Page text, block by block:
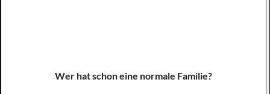
Wer hat schon eine normale Familie?